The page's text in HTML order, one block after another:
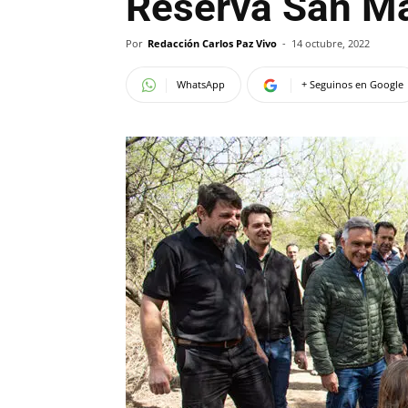
Por Redacción Carlos Paz Vivo - 14 octubre, 2022
WhatsApp + Seguinos en Google